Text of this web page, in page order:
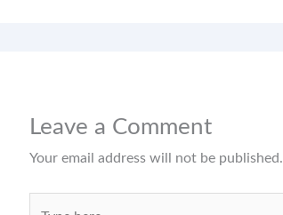
Leave a Comment
Your email address will not be published.